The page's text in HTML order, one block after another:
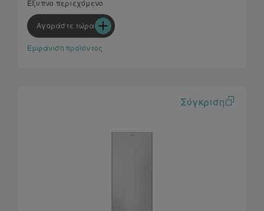
Καινοτόμο περιεχόμενο μέσω της εφαρμογής hOn
Έξυπνο περιεχόμενο
Αγοράστε τώρα
Εμφάνιση προϊόντος
Σύγκριση